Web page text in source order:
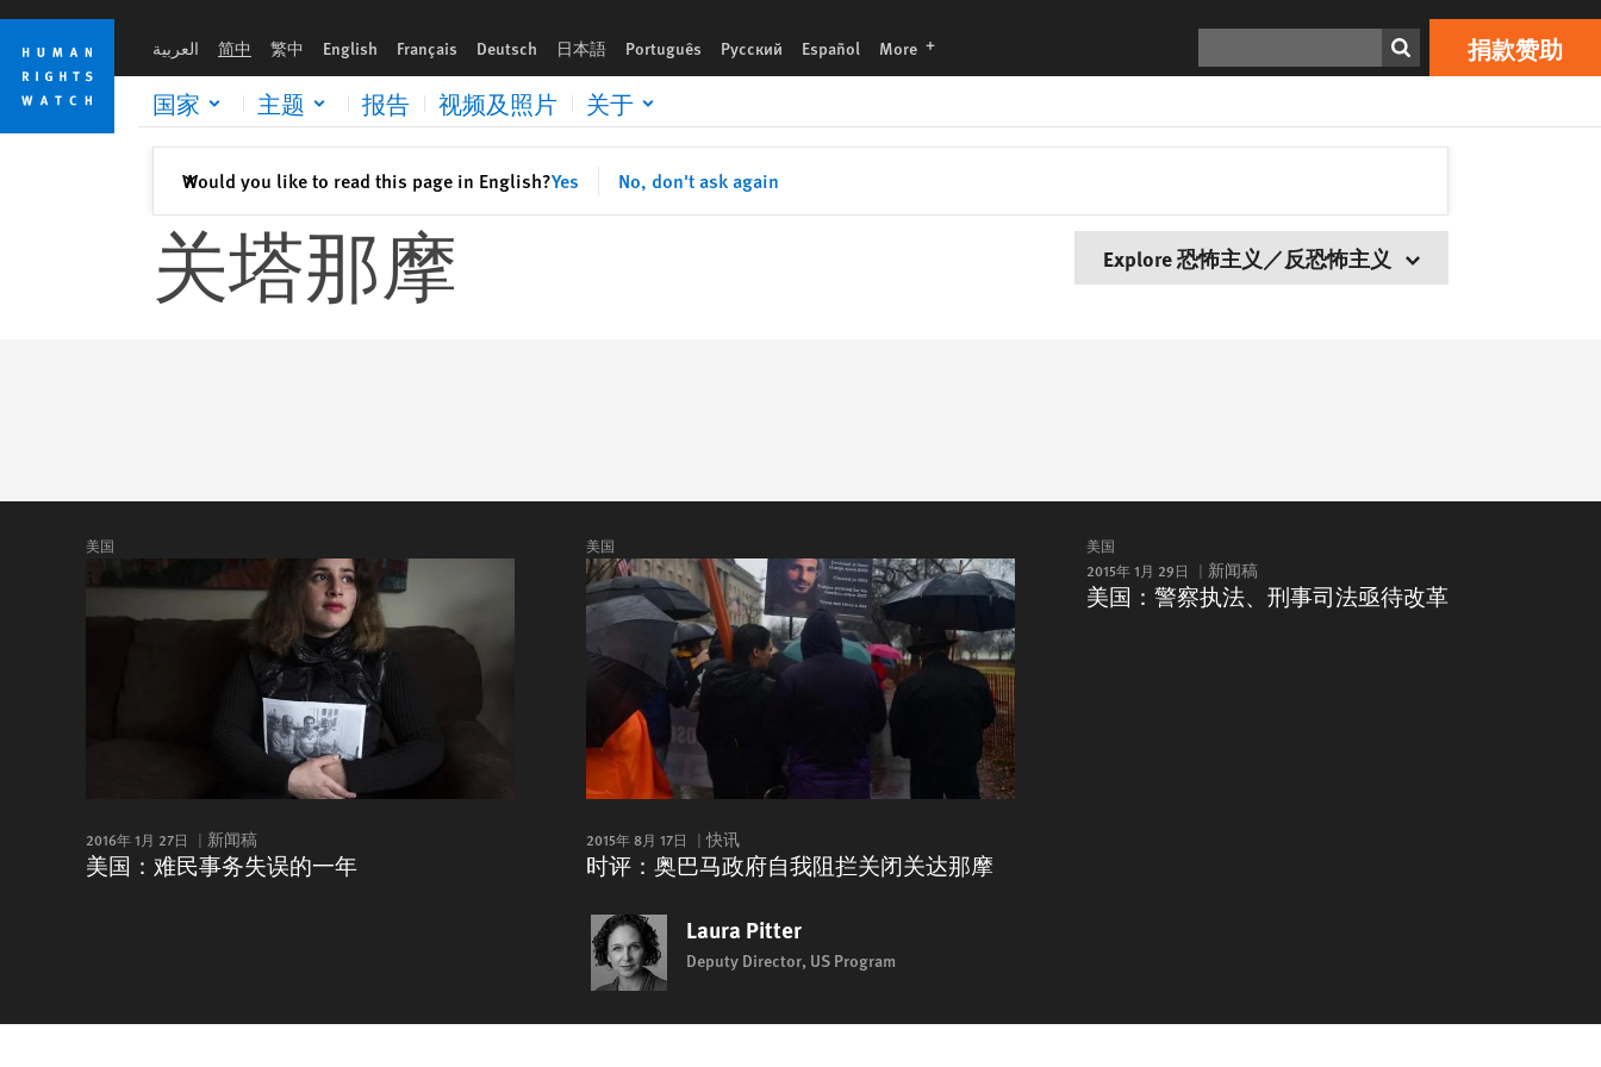
Skip
cookie
privacy
notice
Skip
main
content
العربية 简中 繁中 English Français Deutsch 日本語 Português Русский Español More languages 捐款赞助
国家 主题 报告 视频及照片 关于
Would you like to read this page in English?Yes No, don't ask again
✕关闭
Explore 恐怖主义／反恐怖主义
关塔那摩
美国
2016年 1月 27日 新闻稿
美国：难民事务失误的一年
美国
2015年 8月 17日 快讯
时评：奥巴马政府自我阻拦关闭关达那摩
Laura Pitter
Deputy Director, US Program
美国
2015年 1月 29日
新闻稿
美国：警察执法、刑事司法亟待改革